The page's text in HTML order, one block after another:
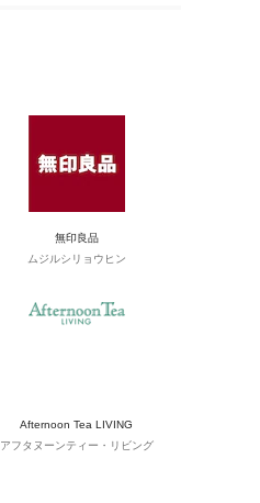
無印良品
ムジルシリョウヒン
Afternoon Tea LIVING
アフタヌーンティー・リビング